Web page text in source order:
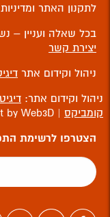
לתקנון האתר
בכל שאלה ועניין –
יצירת קשר
ניהול וקידום אתר
ניהול וקידום אתר:
קומביקס | Support by Web3D -
הצטרפו לרשימת